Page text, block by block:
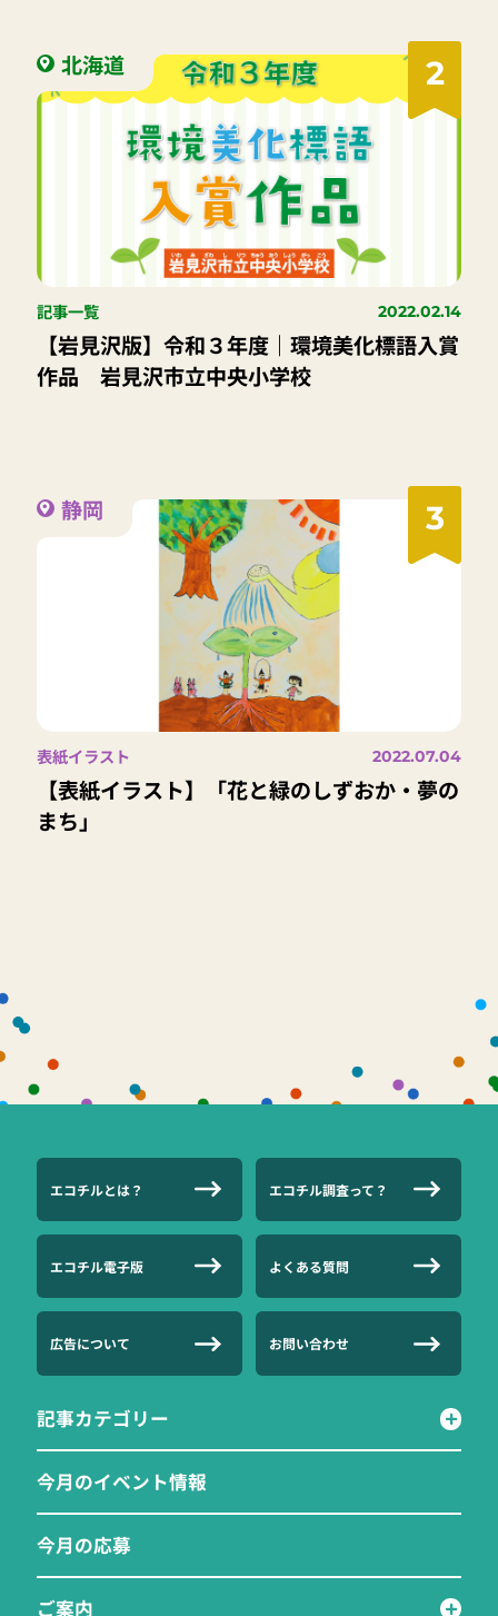
2
北海道
記事一覧 2022.02.14
【岩見沢版】令和３年度｜環境美化標語入賞
作品 岩見沢市立中央小学校
3
静岡
表紙イラスト 2022.07.04
【表紙イラスト】「花と緑のしずおか・夢の
まち」
エコチルとは？ エコチル調査って？
エコチル電子版 よくある質問
広告について お問い合わせ
記事カテゴリー
今月のイベント情報
今月の応募
ご案内